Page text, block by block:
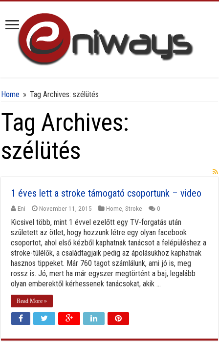
Home » Tag Archives: szélütés
Tag Archives:
szélütés
1 éves lett a stroke támogató csoportunk – video
Eni November 11, 2015 Home ,Stroke 0
Kicsivel több, mint 1 évvel ezelőtt egy TV-forgatás után
született az ötlet, hogy hozzunk létre egy olyan facebook
csoportot, ahol első kézből kaphatnak tanácsot a felépüléshez a
stroke-túlélők, a családtagjaik pedig az ápolásukhoz kaphatnak
hasznos tippeket. Már 760 tagot számlálunk, ami jó is, meg
rossz is. Jó, mert ha már egyszer megtörtént a baj, legalább
olyan emberektől kérhessenek tanácsokat, akik ...
Read More »